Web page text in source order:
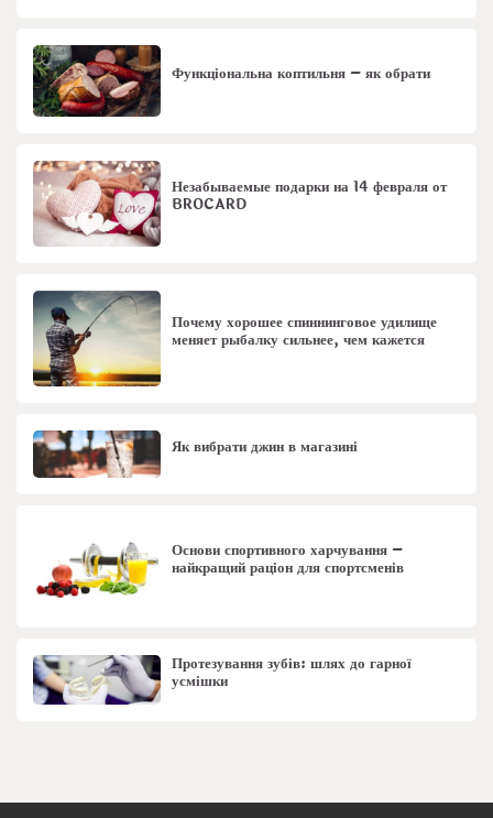
Функціональна коптильня – як обрати
Незабываемые подарки на 14 февраля от
BROCARD
Почему хорошее спиннинговое удилище
меняет рыбалку сильнее, чем кажется
Як вибрати джин в магазині
Основи спортивного харчування –
найкращий раціон для спортсменів
Протезування зубів: шлях до гарної
усмішки